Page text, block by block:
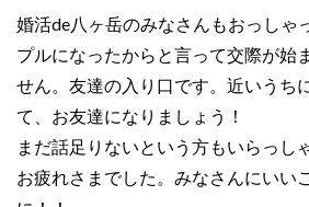
婚活de八ヶ岳のみなさんもおっしゃ
プルになったからと言って交際が始
せん。友達の入り口です。近いうち
て、お友達になりましょう！
まだ話足りないという方もいらっし
お疲れさまでした。みなさんにいい